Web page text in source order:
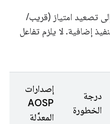
تصعيد امتياز (قريب/
إضافية. لا يلزم تفاعل
درجة
الخطورة
إصدارات
AOSP
المعدَّلة